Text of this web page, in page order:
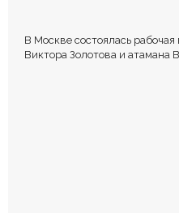
В Москве состоялась
Виктора Золотова и атамана